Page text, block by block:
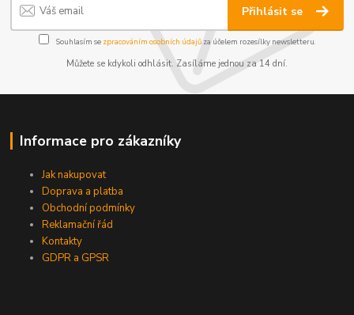
Přihlásit se
Souhlasím se zpracováním osobních údajůza účelem rozesílky newsletteru.
Můžete se kdykoli odhlásit. Zasíláme jednou za 14 dní.
Informace pro zákazníky
Jak nakupovat
Doprava a platba
Obchodní podmínky
Reklamační řád
Kontakty
GDPR a GPSR